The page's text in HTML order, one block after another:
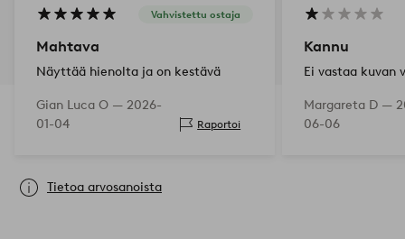
Vahvistettu ostaja
Mahtava
Näyttää hienolta ja on kestävä
Gian Luca O — 2026-
01-04
Raportoi
Kannu
Ei vastaa kuvan
Margareta D —
06-06
Tietoa arvosanoista